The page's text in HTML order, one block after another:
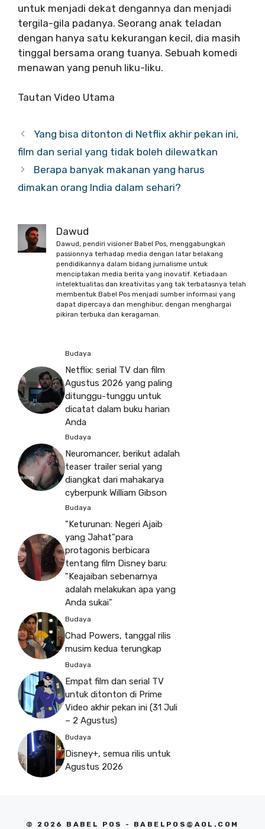
untuk menjadi dekat dengannya dan menjadi
tergila-gila padanya. Seorang anak teladan
dengan hanya satu kekurangan kecil, dia masih
tinggal bersama orang tuanya. Sebuah komedi
menawan yang penuh liku-liku.
Tautan Video Utama
Yang bisa ditonton di Netflix akhir pekan ini,
film dan serial yang tidak boleh dilewatkan
Berapa banyak makanan yang harus
dimakan orang India dalam sehari?
Dawud
Dawud, pendiri visioner Babel Pos, menggabungkan
passionnya terhadap media dengan latar belakang
pendidikannya dalam bidang jurnalisme untuk
menciptakan media berita yang inovatif. Ketiadaan
intelektualitas dan kreativitas yang tak terbatasnya telah
membentuk Babel Pos menjadi sumber informasi yang
dapat dipercaya dan menghibur, dengan menghargai
pikiran terbuka dan keragaman.
Budaya
Netflix: serial TV dan film
Agustus 2026 yang paling
ditunggu-tunggu untuk
dicatat dalam buku harian
Anda
Budaya
Neuromancer, berikut adalah
teaser trailer serial yang
diangkat dari mahakarya
cyberpunk William Gibson
Budaya
"Keturunan: Negeri Ajaib
yang Jahat"para
protagonis berbicara
tentang film Disney baru:
"Keajaiban sebenarnya
adalah melakukan apa yang
Anda sukai"
Budaya
Chad Powers, tanggal rilis
musim kedua terungkap
Budaya
Empat film dan serial TV
untuk ditonton di Prime
Video akhir pekan ini (31 Juli
– 2 Agustus)
Budaya
Disney+, semua rilis untuk
Agustus 2026
© 2026 BABEL POS - BABELPOS@AOL.COM